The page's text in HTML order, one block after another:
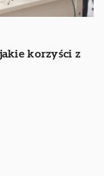
korzyści z